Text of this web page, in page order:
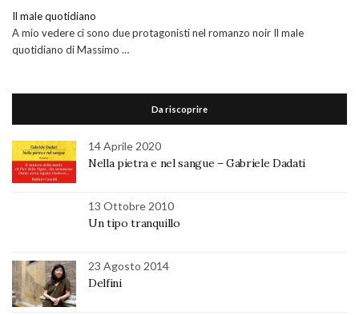
Il male quotidiano
A mio vedere ci sono due protagonisti nel romanzo noir Il male
quotidiano di Massimo …
Da riscoprire
14 Aprile 2020
Nella pietra e nel sangue – Gabriele Dadati
13 Ottobre 2010
Un tipo tranquillo
23 Agosto 2014
Delfini